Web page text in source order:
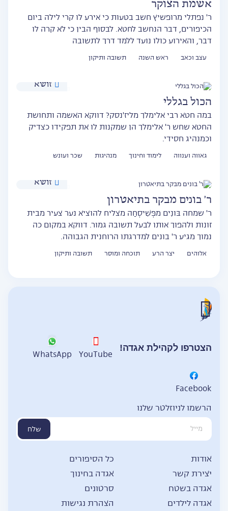
אשמת הצוקר
ר' נפתלי מרופשיץ חשב בטעות כי אירע לו קרי לילה ביום
הכיפורים, דבר הנחשב לחטא. לבסוף הבין כי לא קרה לו
דבר, והאירוע כולו נועד ללמד דרך לתשובה
עצב וכאב ראש השנה תשובה ותיקון
זושא
הכול בגללי
במה חטא רבי אלימלך מליז'נסק? דווקא האשמה ותחושת
החטא שחש ר' אלימלך הן שמקנות לו את תפקידו כצדיק
וכמנהיג חסידי.
גאווה וענווה לימוד וחינוך מנהיגות שכר ועונש
זושא
ר' בונים מבקר בתיאטרון
ר' שמחה בּונִים מפְּשִׁיסְחַה מצליח להוציא נער צעיר מבית
זונות ולהפוך אותו לבעל תשובה גמור. דווקא במקום כה
נמוך מגיע ר' בונים למדרגתו הרוחנית הגבוהה.
אלוהים יצר הרע תוכחה ומוסר תשובה ותיקון
הצטרפו לקהילת אגדה!
YouTube
WhatsApp
Facebook
הרשמו לניוזלטר שלנו
שלח
אודות
כל הסיפורים
יצירת קשר
הצהרת נגישות
אגדה בחינוך
אגדה בשטח
סרטונים
אגדה לילדים